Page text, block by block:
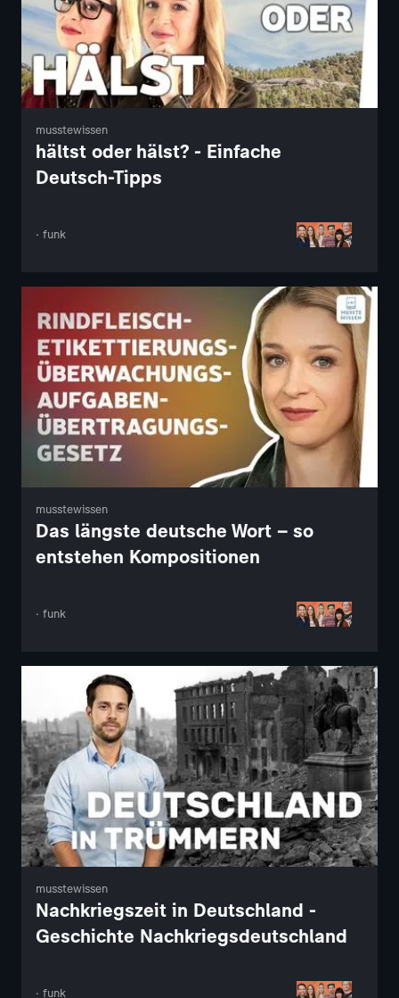
musstewissen
hältst oder hälst? - Einfache
Deutsch-Tipps
· funk
musstewissen
Das längste deutsche Wort – so
entstehen Kompositionen
· funk
musstewissen
Nachkriegszeit in Deutschland -
Geschichte Nachkriegsdeutschland
· funk